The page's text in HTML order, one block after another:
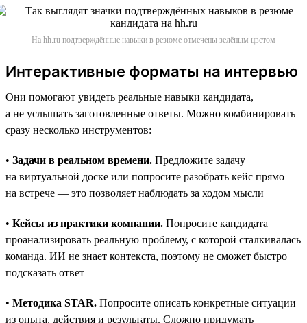
На hh.ru подтверждённые навыки в резюме отмечены зелёным цветом
Интерактивные форматы на интервью
Они помогают увидеть реальные навыки кандидата,
а не услышать заготовленные ответы. Можно комбинировать
сразу несколько инструментов:
• Задачи в реальном времени. Предложите задачу
на виртуальной доске или попросите разобрать кейс прямо
на встрече — это позволяет наблюдать за ходом мысли
• Кейсы из практики компании. Попросите кандидата
проанализировать реальную проблему, с которой сталкивалась
команда. ИИ не знает контекста, поэтому не сможет быстро
подсказать ответ
• Методика STAR. Попросите описать конкретные ситуации
из опыта, действия и результаты. Сложно придумать